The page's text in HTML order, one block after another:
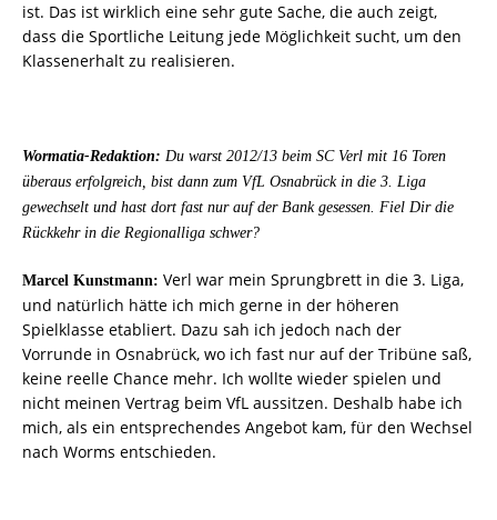
ist. Das ist wirklich eine sehr gute Sache, die auch zeigt,
dass die Sportliche Leitung jede Möglichkeit sucht, um den
Klassenerhalt zu realisieren.
Wormatia-Redaktion: Du warst 2012/13 beim SC Verl mit 16 Toren
überaus erfolgreich, bist dann zum VfL Osnabrück in die 3. Liga
gewechselt und hast dort fast nur auf der Bank gesessen. Fiel Dir die
Rückkehr in die Regionalliga schwer?
Marcel Kunstmann: Verl war mein Sprungbrett in die 3. Liga,
und natürlich hätte ich mich gerne in der höheren
Spielklasse etabliert. Dazu sah ich jedoch nach der
Vorrunde in Osnabrück, wo ich fast nur auf der Tribüne saß,
keine reelle Chance mehr. Ich wollte wieder spielen und
nicht meinen Vertrag beim VfL aussitzen. Deshalb habe ich
mich, als ein entsprechendes Angebot kam, für den Wechsel
nach Worms entschieden.